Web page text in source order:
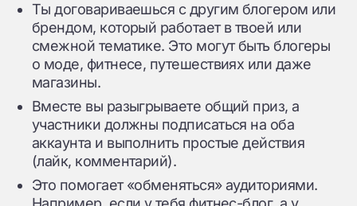
Ты договариваешься с другим блогером или
брендом, который работает в твоей или
смежной тематике. Это могут быть блогеры
о моде, фитнесе, путешествиях или даже
магазины.
Вместе вы разыгрываете общий приз, а
участники должны подписаться на оба
аккаунта и выполнить простые действия
(лайк, комментарий).
Это помогает «обменяться» аудиториями.